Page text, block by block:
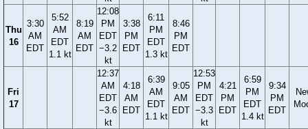
Thu
16
3:30
AM
EDT
5:52
AM
EDT
1.1 kt
8:19
AM
EDT
12:08
PM
EDT
−3.2
kt
3:38
PM
EDT
6:11
PM
EDT
1.3 kt
8:46
PM
EDT
Fri
17
12:37
AM
EDT
−3.6
kt
4:18
AM
EDT
6:39
AM
EDT
1.1 kt
9:05
AM
EDT
12:53
PM
EDT
−3.3
kt
4:21
PM
EDT
6:59
PM
EDT
1.4 kt
9:34
PM
EDT